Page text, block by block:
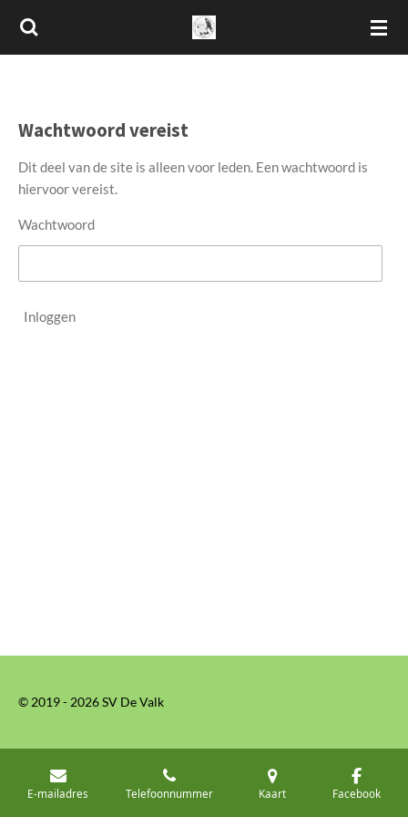
Ga
direct
Wachtwoord vereist
Dit deel van de site is alleen voor leden. Een wachtwoord is
hiervoor vereist.
Wachtwoord
Inloggen
© 2019 - 2026 SV De Valk
E-mailadres Telefoonnummer Kaart Facebook